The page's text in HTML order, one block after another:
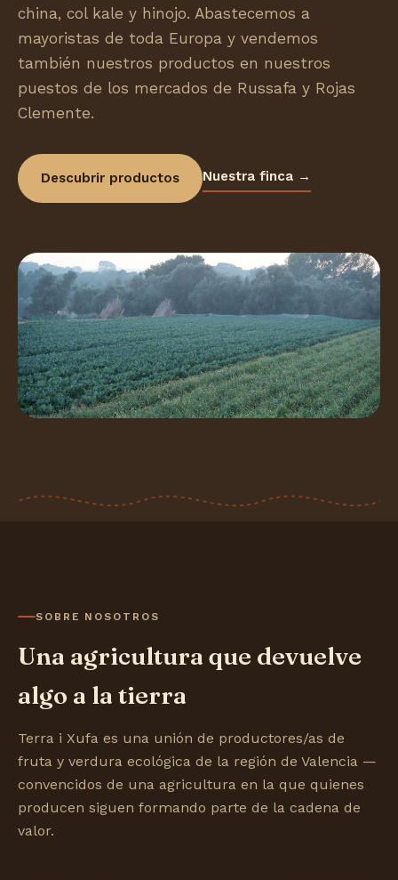
china, col kale y hinojo. Abastecemos a
mayoristas de toda Europa y vendemos
también nuestros productos en nuestros
puestos de los mercados de Russafa y Rojas
Clemente.
Descubrir productos Nuestra finca →
SOBRE NOSOTROS
Una agricultura que devuelve
algo a la tierra
Terra i Xufa es una unión de productores/as de
fruta y verdura ecológica de la región de Valencia —
convencidos de una agricultura en la que quienes
producen siguen formando parte de la cadena de
valor.